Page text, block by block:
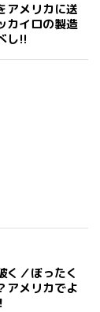
アメリカに送
カイロの製造
し!!
く／ぼったく
アメリカでよ